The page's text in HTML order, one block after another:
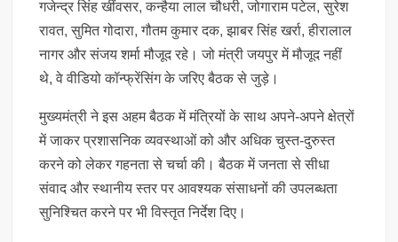
गजेन्द्र सिंह खींवसर, कन्हैया लाल चौधरी, जोगाराम पटेल, सुरेश
रावत, सुमित गोदारा, गौतम कुमार दक, झाबर सिंह खर्रा, हीरालाल
नागर और संजय शर्मा मौजूद रहे। जो मंत्री जयपुर में मौजूद नहीं
थे, वे वीडियो कॉन्फ्रेंसिंग के जरिए बैठक से जुड़े।
मुख्यमंत्री ने इस अहम बैठक में मंत्रियों के साथ अपने-अपने क्षेत्रों
में जाकर प्रशासनिक व्यवस्थाओं को और अधिक चुस्त-दुरुस्त
करने को लेकर गहनता से चर्चा की। बैठक में जनता से सीधा
संवाद और स्थानीय स्तर पर आवश्यक संसाधनों की उपलब्धता
सुनिश्चित करने पर भी विस्तृत निर्देश दिए।